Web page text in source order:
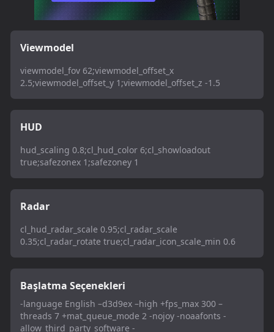
Viewmodel
viewmodel_fov 62;viewmodel_offset_x
2.5;viewmodel_offset_y 1;viewmodel_offset_z -1.5
HUD
hud_scaling 0.8;cl_hud_color 6;cl_showloadout
true;safezonex 1;safezoney 1
Radar
cl_hud_radar_scale 0.95;cl_radar_scale
0.35;cl_radar_rotate true;cl_radar_icon_scale_min 0.6
Başlatma Seçenekleri
-language English –d3d9ex –high +fps_max 300 –
threads 7 +mat_queue_mode 2 -nojoy -noaafonts -
allow_third_party_software -